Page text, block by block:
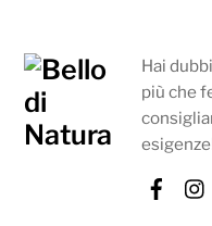
Hai
più che